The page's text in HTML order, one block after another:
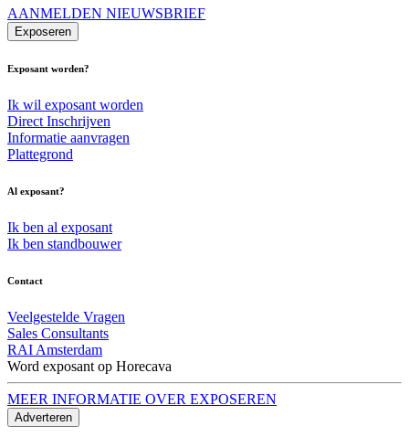
AANMELDEN NIEUWSBRIEF
Exposeren
Exposant worden?
Ik wil exposant worden
Direct Inschrijven
Informatie aanvragen
Plattegrond
Al exposant?
Ik ben al exposant
Ik ben standbouwer
Contact
Veelgestelde Vragen
Sales Consultants
RAI Amsterdam
Word exposant op Horecava
MEER INFORMATIE OVER EXPOSEREN
Adverteren